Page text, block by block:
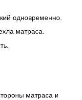
одновременно.
матраса.
матраса и